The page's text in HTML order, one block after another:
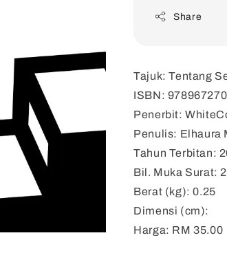
Share
Tajuk: Tentang
ISBN:
Penerbit:
Penulis: Elhaura
Tahun Terbitan:
Bil. Muka Surat:
Berat (kg): 0.25
Dimensi (cm):
Harga: RM 35.00